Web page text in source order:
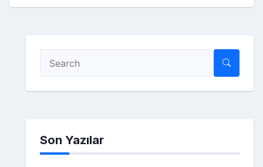
Son Yazılar